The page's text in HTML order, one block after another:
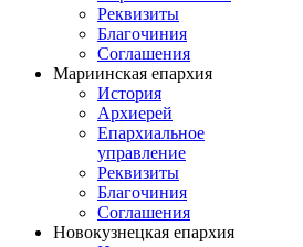
Реквизиты
Благочиния
Соглашения
Мариинская епархия
История
Архиерей
Епархиальное
управление
Реквизиты
Благочиния
Соглашения
Новокузнецкая епархия